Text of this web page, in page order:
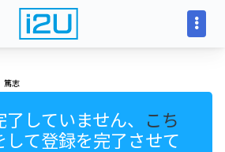
志
していません、
こち
して登録を完了させて